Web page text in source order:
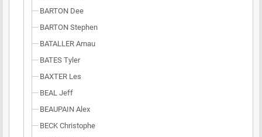
BARTON Dee
BARTON Stephen
BATALLER Arnau
BATES Tyler
BAXTER Les
BEAL Jeff
BEAUPAIN Alex
BECK Christophe